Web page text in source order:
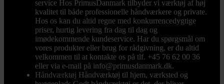
service Hos PrimusDanmark tilbyder vi værktøj af høj
kvalitet til både professionelle håndværkere og private.
Hos os kan du altid regne med konkurrencedygtige
priser, hurtig levering fra dag til dag og
imødekommende kundeservice. Har du spørgsmål om
vores produkter eller brug for rådgivning, er du altid
velkommen til at kontakte os på tlf. +45 76 62 00 36
eller via e-mail på info@primusdanmark.dk.
Håndværktøj Håndværktøj til hjem, værksted og